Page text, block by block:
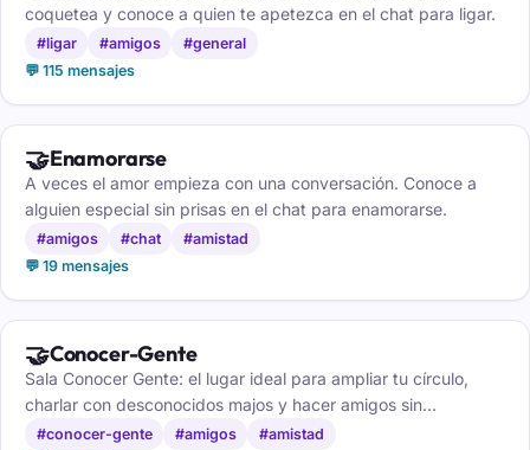
coquetea y conoce a quien te apetezca en el chat para ligar.
#ligar #amigos
#general
💬 115 mensajes
🤝Enamorarse
A veces el amor empieza con una conversación. Conoce a
alguien especial sin prisas en el chat para enamorarse.
#amigos #chat
#amistad
💬 19 mensajes
🤝Conocer-Gente
Sala Conocer Gente: el lugar ideal para ampliar tu círculo,
charlar con desconocidos majos y hacer amigos sin
complicaciones.
#conocer-gente #amigos
#amistad